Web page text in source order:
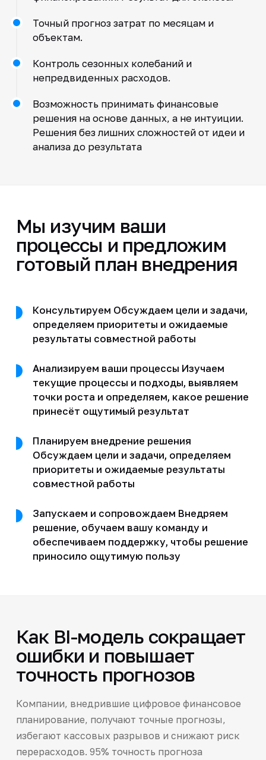
Точный прогноз затрат по месяцам и
объектам.
Контроль сезонных колебаний и
непредвиденных расходов.
Возможность принимать финансовые
решения на основе данных, а не интуиции.
Решения без лишних сложностей от идеи и
анализа до результата
Мы изучим ваши
процессы и предложим
готовый план внедрения
Консультируем Обсуждаем цели и задачи,
определяем приоритеты и ожидаемые
результаты совместной работы
Анализируем ваши процессы Изучаем
текущие процессы и подходы, выявляем
точки роста и определяем, какое решение
принесёт ощутимый результат
Планируем внедрение решения
Обсуждаем цели и задачи, определяем
приоритеты и ожидаемые результаты
совместной работы
Запускаем и сопровождаем Внедряем
решение, обучаем вашу команду и
обеспечиваем поддержку, чтобы решение
приносило ощутимую пользу
Как BI-модель сокращает
ошибки и повышает
точность прогнозов
Компании, внедрившие цифровое финансовое
планирование, получают точные прогнозы,
избегают кассовых разрывов и снижают риск
перерасходов. 95% точность прогноза